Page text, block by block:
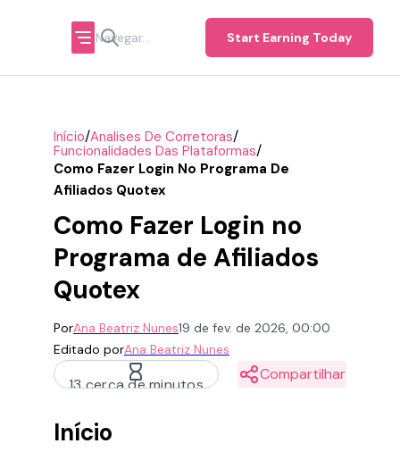
Start Earning Today
Início/Analises De Corretoras/
Funcionalidades Das Plataformas/
Como Fazer Login No Programa De
Afiliados Quotex
Como Fazer Login no
Programa de Afiliados
Quotex
PorAna Beatriz Nunes19 de fev. de 2026, 00:00
Editado porAna Beatriz Nunes
13 cerca de minutos
Compartilhar
Início